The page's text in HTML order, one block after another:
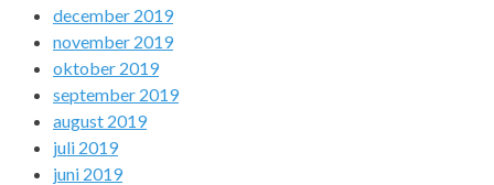
december 2019
november 2019
oktober 2019
september 2019
august 2019
juli 2019
juni 2019